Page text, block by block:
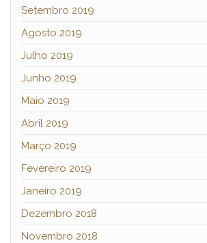
Setembro 2019
Agosto 2019
Julho 2019
Junho 2019
Maio 2019
Abril 2019
Março 2019
Fevereiro 2019
Janeiro 2019
Dezembro 2018
Novembro 2018